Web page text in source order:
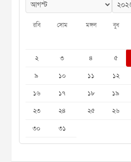
রবি সোম মঙ্গল বুধ
২
৩ ৪ ৫
৯
১০ ১১ ১২
১৬
১৭ ১৮ ১৯
২৩
২৪ ২৫ ২৬
৩০
৩১